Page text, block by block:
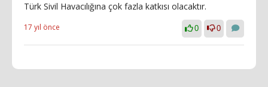
Türk Sivil Havacılığına çok fazla katkısı olacaktır.
17 yıl önce 0 0